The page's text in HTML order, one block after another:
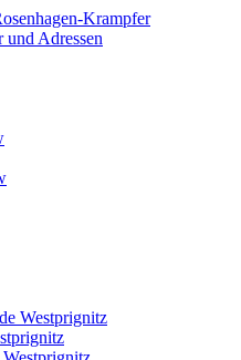
Krampfer
und Adressen
Westprignitz